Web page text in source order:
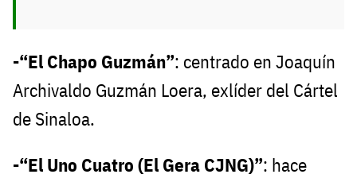
-“El Chapo Guzmán”: centrado en Joaquín
Archivaldo Guzmán Loera, exlíder del Cártel
de Sinaloa.
-“El Uno Cuatro (El Gera CJNG)”: hace